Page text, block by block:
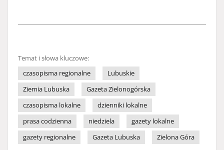
Temat i słowa kluczowe:
czasopisma regionalne
Lubuskie
Ziemia Lubuska
Gazeta Zielonogórska
czasopisma lokalne
dzienniki lokalne
prasa codzienna
niedziela
gazety lokalne
gazety regionalne
Gazeta Lubuska Zielona Góra